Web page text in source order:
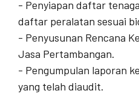
- Penyiapan daftar
daftar peralatan sesuai
- Penyusunan Rencana
Jasa Pertambangan.
- Pengumpulan laporan
yang telah diaudit.